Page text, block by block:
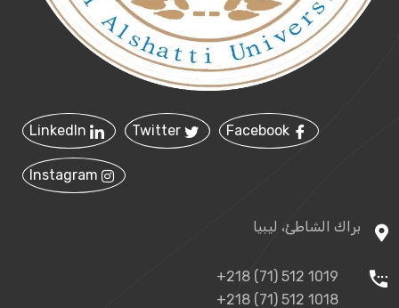
براك الشاطئ، ليبيا
+218 (71) 512 1019
+218 (71) 512 1018